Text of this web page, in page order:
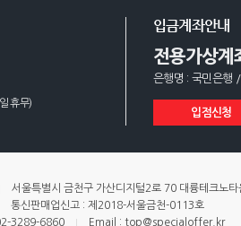
휴무)
입금계좌안내
전용가상계
은행명 : 국민은행
입점신청
서울특별시 금천구 가산디지털2로 70 대륭테크노
통신판매업신고 : 제2018-서울금천-0113호
3289-6860
Email : top@specialoffer.kr